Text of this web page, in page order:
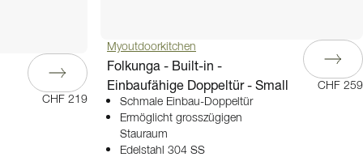
CHF 219
Myoutdoorkitchen
Folkunga - Built-in -
Einbaufähige Doppeltür - Small
Schmale Einbau-Doppeltür
Ermöglicht grosszügigen
Stauraum
Edelstahl 304 SS
CHF 259